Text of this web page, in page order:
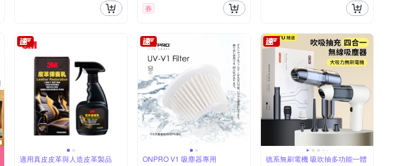
券
適用真皮皮革與人造皮革製品 ONPRO V1 吸塵器專用 德系無刷電機 吸吹抽多功能一體